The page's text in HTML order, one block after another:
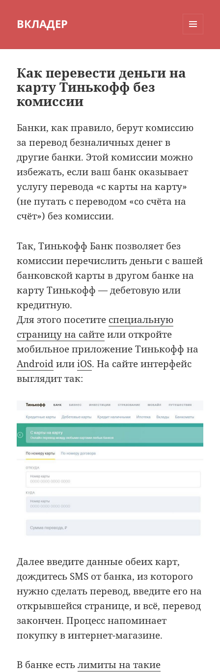
ВКЛАДЕР
Как перевести деньги на
карту Тинькофф без
комиссии
Банки, как правило, берут комиссию
за перевод безналичных денег в
другие банки. Этой комиссии можно
избежать, если ваш банк оказывает
услугу перевода «с карты на карту»
(не путать с переводом «со счёта на
счёт») без комиссии.
Так, Тинькофф Банк позволяет без
комиссии перечислить деньги с вашей
банковской карты в другом банке на
карту Тинькофф — дебетовую или
кредитную.
Для этого посетите специальную
страницу на сайтеили откройте
мобильное приложение Тинькофф на
AndroidилиiOS. На сайте интерфейс
выглядит так:
Далее введите данные обеих карт,
дождитесь SMS от банка, из которого
нужно сделать перевод, введите его на
открывшейся странице, и всё, перевод
закончен. Процесс напоминает
покупку в интернет-магазине.
В банке естьлимиты на такие